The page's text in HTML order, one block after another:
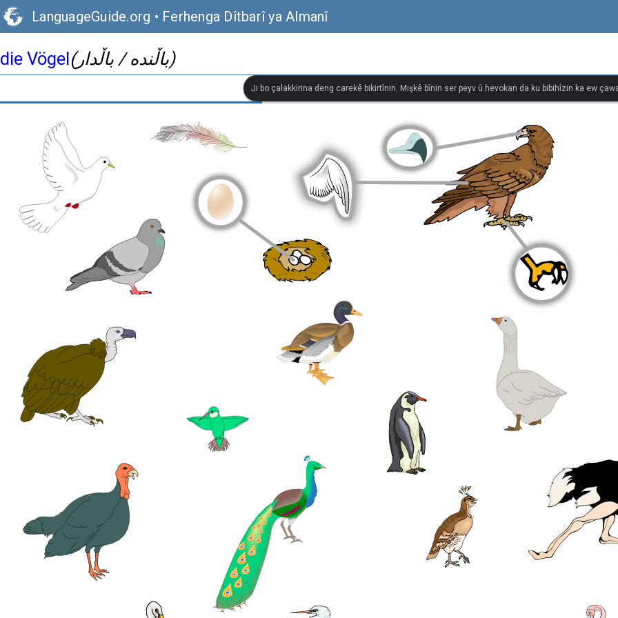
LanguageGuide.org • Ferhenga Dîtbarî ya Almanî
die Vögel (باڵندە / باڵدار)
Ji bo çalakkirina deng carekê bikirtînin. Mişkê bînin ser peyv û hevokan da ku bibihîzin ka ew